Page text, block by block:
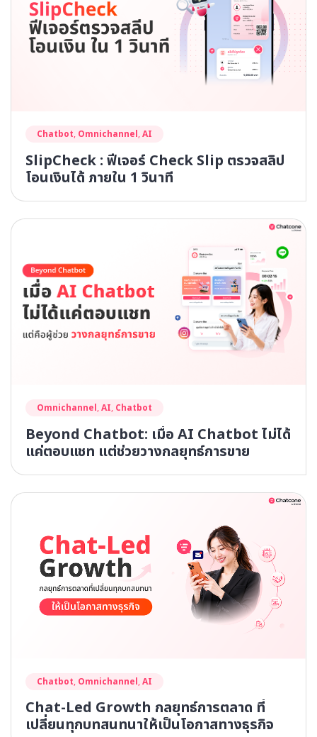
Chatbot, Omnichannel,AI
SlipCheck : ฟีเจอร์ Check Slip ตรวจสลิป
โอนเงินได้ ภายใน 1 วินาที
Omnichannel,AI, Chatbot
Beyond Chatbot: เมื่อ AI Chatbot ไม่ได้
แค่ตอบแชท แต่ช่วยวางกลยุทธ์การขาย
Chatbot, Omnichannel,AI
Chat-Led Growth กลยุทธ์การตลาด ที่
เปลี่ยนทุกบทสนทนาให้เป็นโอกาสทางธุรกิจ